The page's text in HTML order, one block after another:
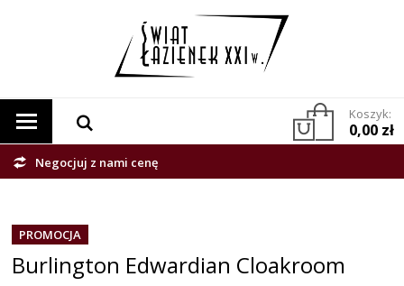
Koszyk:
0,00 zł
Negocjuj z nami cenę
PROMOCJA
Burlington Edwardian Cloakroom